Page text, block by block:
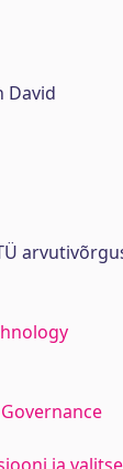
David